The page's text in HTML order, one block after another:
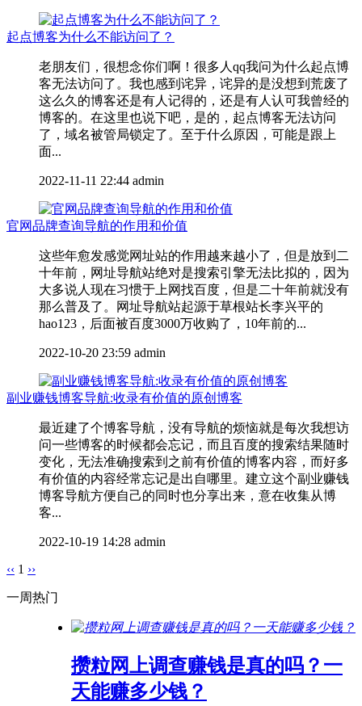
起点博客为什么不能访问了？
老朋友们，很想念你们啊！很多人qq我问为什么起点博
客无法访问了。我也感到诧异，诧异的是没想到荒废了
这么久的博客还是有人记得的，还是有人认可我曾经的
博客的。在这里也说下吧，是的，起点博客无法访问
了，域名被管局锁定了。至于什么原因，可能是跟上
面...
2022-11-11 22:44 admin
官网品牌查询导航的作用和价值
这些年愈发感觉网址站的作用越来越小了，但是放到二
十年前，网址导航站绝对是搜索引擎无法比拟的，因为
大多说人现在习惯于上网找百度，但是二十年前就没有
那么普及了。网址导航站起源于草根站长李兴平的
hao123，后面被百度3000万收购了，10年前的...
2022-10-20 23:59 admin
副业赚钱博客导航:收录有价值的原创博客
最近建了个博客导航，没有导航的烦恼就是每次我想访
问一些博客的时候都会忘记，而且百度的搜索结果随时
变化，无法准确搜索到之前有价值的博客内容，而好多
有价值的内容经常忘记是出自哪里。建立这个副业赚钱
博客导航方便自己的同时也分享出来，意在收集从博
客...
2022-10-19 14:28 admin
‹‹ 1 ››
一周热门
攒粒网上调查赚钱是真的吗？一
天能赚多少钱？